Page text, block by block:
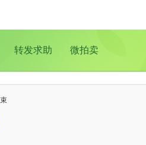
转发求助 微拍卖